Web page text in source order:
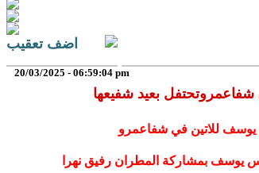
اضف تعقيب
20/03/2025 - 06:59:04 pm
بعيد شفيعها
يوسف للاتين في شفاعمرو
يوسف بمشاركة المطران رفيق نهرا